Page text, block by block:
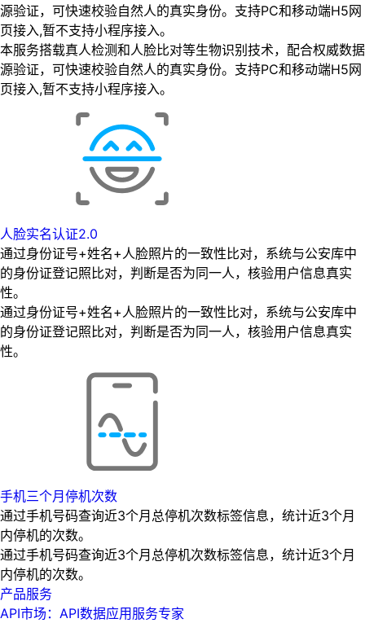
源验证，可快速校验自然人的真实身份。支持PC和移动端H5网
页接入,暂不支持小程序接入。
本服务搭载真人检测和人脸比对等生物识别技术，配合权威数据
源验证，可快速校验自然人的真实身份。支持PC和移动端H5网
页接入,暂不支持小程序接入。
人脸实名认证2.0
通过身份证号+姓名+人脸照片的一致性比对，系统与公安库中
的身份证登记照比对，判断是否为同一人，核验用户信息真实
性。
通过身份证号+姓名+人脸照片的一致性比对，系统与公安库中
的身份证登记照比对，判断是否为同一人，核验用户信息真实
性。
手机三个月停机次数
通过手机号码查询近3个月总停机次数标签信息，统计近3个月
内停机的次数。
通过手机号码查询近3个月总停机次数标签信息，统计近3个月
内停机的次数。
产品服务
API市场：API数据应用服务专家